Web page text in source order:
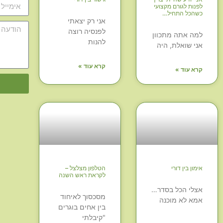
לפנות לגורם מקצועי
כשהכל התחיל…
למה אתה מתכוון
אני שואלת, היה
קרא עוד »
אני רק יצאתי
לפנסיה רוצה
להנות
קרא עוד »
אימון בין דורי
אצלי הכל בסדר…
אמא לא מוכנה
הטלפון מצלצל –
לקראת ראש השנה
מסכסוך לאיחוד
בין אחים בוגרים
"קיבלתי